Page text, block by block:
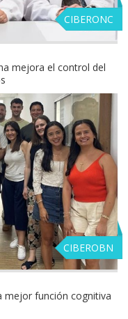
CIBERONC
mejora el control del
CIBEROBN
mejor función cognitiva